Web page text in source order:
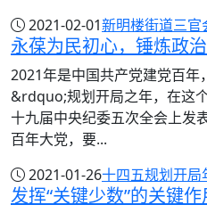
2021-02-01新明楼街道三官
永葆为民初心，锤炼政
2021年是中国共产党建党百
&rdquo;规划开局之年，在这
十九届中央纪委五次全会上发
百年大党，要...
2021-01-26十四五规划开局
发挥“关键少数”的关键作